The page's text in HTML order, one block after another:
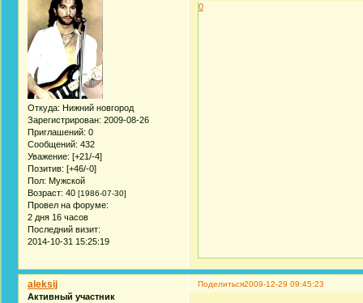
Откуда: Нижний новгород
Зарегистрирован: 2009-08-26
Приглашений: 0
Сообщений: 432
Уважение: [+21/-4]
Позитив: [+46/-0]
Пол: Мужской
Возраст: 40 [1986-07-30]
Провел на форуме:
2 дня 16 часов
Последний визит:
2014-10-31 15:25:19
0
Поделиться2009-12-29 09:45:23
aleksij
Активный участник